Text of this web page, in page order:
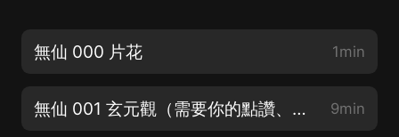
無仙 000 片花 1min
無仙 001 玄元觀（需要你的點讚、訂閱、評論） 9min